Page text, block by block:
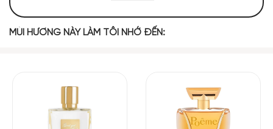
Hoa Lan Nam
Nốt Hương
MÙI HƯƠNG NÀY LÀM TÔI NHỚ ĐẾN: